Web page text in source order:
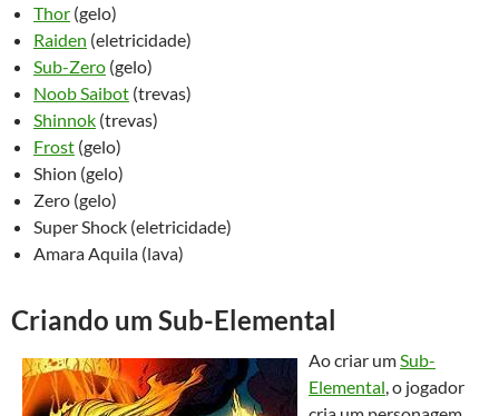
Thor (gelo)
Raiden (eletricidade)
Sub-Zero (gelo)
Noob Saibot (trevas)
Shinnok (trevas)
Frost (gelo)
Shion (gelo)
Zero (gelo)
Super Shock (eletricidade)
Amara Aquila (lava)
Criando um Sub-Elemental
Ao criar um Sub-
Elemental , o jogador